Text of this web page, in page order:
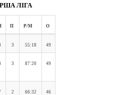
ЛІГА
П Р/М О
3 55:18 49
3 87:20 49
2 66:32 46